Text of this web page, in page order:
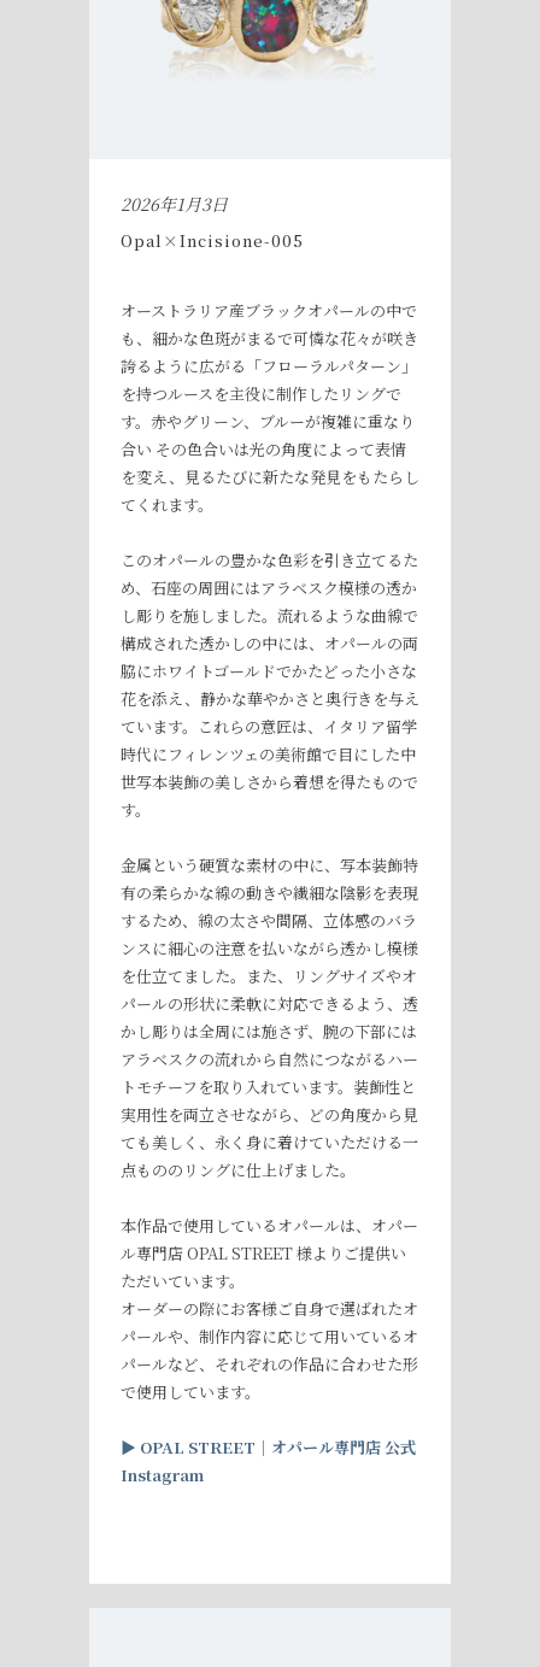
2026年1月3日
Opal×Incisione-005
オーストラリア産ブラックオパールの中で
も、細かな色斑がまるで可憐な花々が咲き
誇るように広がる「フローラルパターン」
を持つルースを主役に制作したリングで
す。赤やグリーン、ブルーが複雑に重なり
合い その色合いは光の角度によって表情
を変え、見るたびに新たな発見をもたらし
てくれます。
このオパールの豊かな色彩を引き立てるた
め、石座の周囲にはアラベスク模様の透か
し彫りを施しました。流れるような曲線で
構成された透かしの中には、オパールの両
脇にホワイトゴールドでかたどった小さな
花を添え、静かな華やかさと奥行きを与え
ています。これらの意匠は、イタリア留学
時代にフィレンツェの美術館で目にした中
世写本装飾の美しさから着想を得たもので
す。
金属という硬質な素材の中に、写本装飾特
有の柔らかな線の動きや繊細な陰影を表現
するため、線の太さや間隔、立体感のバラ
ンスに細心の注意を払いながら透かし模様
を仕立てました。また、リングサイズやオ
パールの形状に柔軟に対応できるよう、透
かし彫りは全周には施さず、腕の下部には
アラベスクの流れから自然につながるハー
トモチーフを取り入れています。装飾性と
実用性を両立させながら、どの角度から見
ても美しく、永く身に着けていただける一
点もののリングに仕上げました。
本作品で使用しているオパールは、オパー
ル専門店 OPAL STREET 様よりご提供い
ただいています。
オーダーの際にお客様ご自身で選ばれたオ
パールや、制作内容に応じて用いているオ
パールなど、それぞれの作品に合わせた形
で使用しています。
▶︎ OPAL STREET ｜オパール専門店公式
Instagram